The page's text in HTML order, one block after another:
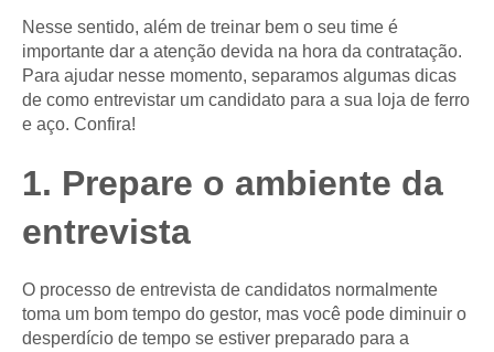
Nesse sentido, além de treinar bem o seu time é
importante dar a atenção devida na hora da contratação.
Para ajudar nesse momento, separamos algumas dicas
de como entrevistar um candidato para a sua loja de ferro
e aço. Confira!
1. Prepare o ambiente da
entrevista
O processo de entrevista de candidatos normalmente
toma um bom tempo do gestor, mas você pode diminuir o
desperdício de tempo se estiver preparado para a